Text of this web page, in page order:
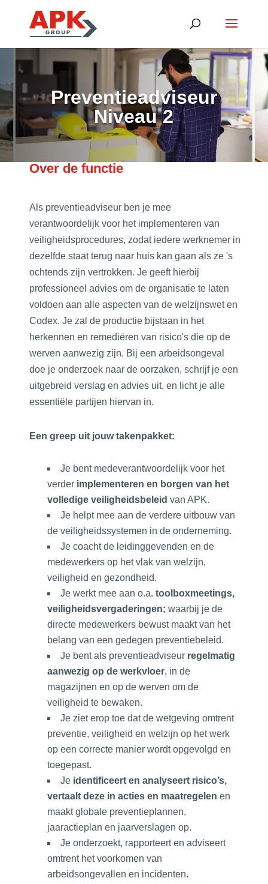
Preventieadviseur
Niveau 2
Over de functie
Als preventieadviseur ben je mee
verantwoordelijk voor het implementeren van
veiligheidsprocedures, zodat iedere werknemer in
dezelfde staat terug naar huis kan gaan als ze 's
ochtends zijn vertrokken. Je geeft hierbij
professioneel advies om de organisatie te laten
voldoen aan alle aspecten van de welzijnswet en
Codex. Je zal de productie bijstaan in het
herkennen en remediëren van risico's die op de
werven aanwezig zijn. Bij een arbeidsongeval
doe je onderzoek naar de oorzaken, schrijf je een
uitgebreid verslag en advies uit, en licht je alle
essentiële partijen hiervan in.
Een greep uit jouw takenpakket:
Je bent medeverantwoordelijk voor het
verder implementeren en borgen van het
volledige veiligheidsbeleid van APK.
Je helpt mee aan de verdere uitbouw van
de veiligheidssystemen in de onderneming.
Je coacht de leidinggevenden en de
medewerkers op het vlak van welzijn,
veiligheid en gezondheid.
Je werkt mee aan o.a. toolboxmeetings,
veiligheidsvergaderingen; waarbij je de
directe medewerkers bewust maakt van het
belang van een gedegen preventiebeleid.
Je bent als preventieadviseur regelmatig
aanwezig op de werkvloer, in de
magazijnen en op de werven om de
veiligheid te bewaken.
Je ziet erop toe dat de wetgeving omtrent
preventie, veiligheid en welzijn op het werk
op een correcte manier wordt opgevolgd en
toegepast.
Jeidentificeert en analyseert risico’s,
vertaalt deze in acties en maatregelen en
maakt globale preventieplannen,
jaaractieplan en jaarverslagen op.
Je onderzoekt, rapporteert en adviseert
omtrent het voorkomen van
arbeidsongevallen en incidenten.